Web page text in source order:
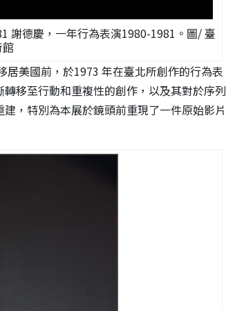
謝德慶，一年行為表演1980-1981。圖/ 臺
居美國前， 於1973 年在臺北所創作的行為表
轉移至行動和重複性的創作，以及其對於序列
建，特別為本展於鏡頭前重現了一件原始影片